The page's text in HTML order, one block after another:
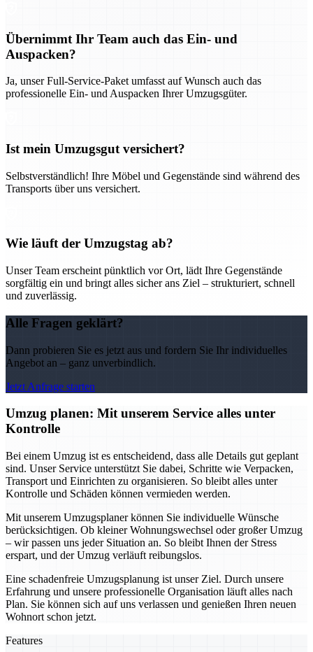
Übernimmt Ihr Team auch das Ein- und
Auspacken?
Ja, unser Full-Service-Paket umfasst auf Wunsch auch das
professionelle Ein- und Auspacken Ihrer Umzugsgüter.
Ist mein Umzugsgut versichert?
Selbstverständlich! Ihre Möbel und Gegenstände sind während des
Transports über uns versichert.
Wie läuft der Umzugstag ab?
Unser Team erscheint pünktlich vor Ort, lädt Ihre Gegenstände
sorgfältig ein und bringt alles sicher ans Ziel – strukturiert, schnell
und zuverlässig.
Alle Fragen geklärt?
Dann probieren Sie es jetzt aus und fordern Sie Ihr individuelles
Angebot an – ganz unverbindlich.
Jetzt Anfrage starten
Umzug planen: Mit unserem Service alles unter
Kontrolle
Bei einem Umzug ist es entscheidend, dass alle Details gut geplant
sind. Unser Service unterstützt Sie dabei, Schritte wie Verpacken,
Transport und Einrichten zu organisieren. So bleibt alles unter
Kontrolle und Schäden können vermieden werden.
Mit unserem Umzugsplaner können Sie individuelle Wünsche
berücksichtigen. Ob kleiner Wohnungswechsel oder großer Umzug
– wir passen uns jeder Situation an. So bleibt Ihnen der Stress
erspart, und der Umzug verläuft reibungslos.
Eine schadenfreie Umzugsplanung ist unser Ziel. Durch unsere
Erfahrung und unsere professionelle Organisation läuft alles nach
Plan. Sie können sich auf uns verlassen und genießen Ihren neuen
Wohnort schon jetzt.
Features